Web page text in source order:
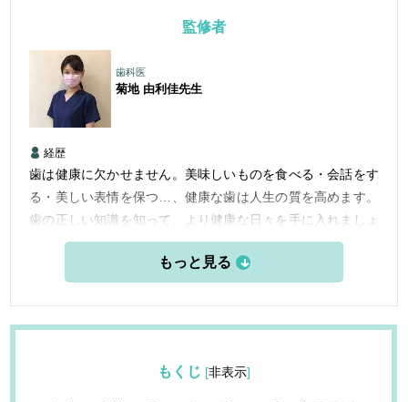
監修者
歯科医
菊地 由利佳先生
経歴
歯は健康に欠かせません。美味しいものを食べる・会話をす
る・美しい表情を保つ…、健康な歯は人生の質を高めます。
歯の正しい知識を知って、より健康な日々を手に入れましょ
もくじ [非表示]